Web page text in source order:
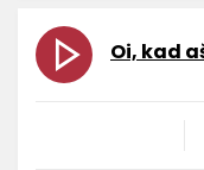
Oi, kad